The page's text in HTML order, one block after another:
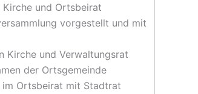
und Ortsbeirat
vorgestellt und mit
Kirche und Verwaltungsrat
der Ortsgemeinde
Ortsbeirat mit Stadtrat